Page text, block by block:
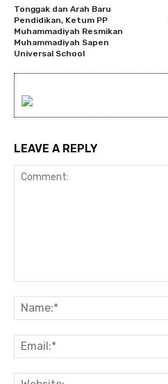
Tonggak dan Arah Baru
Pendidikan, Ketum PP
Muhammadiyah Resmikan
Muhammadiyah Sapen
Universal School
LEAVE A REPLY